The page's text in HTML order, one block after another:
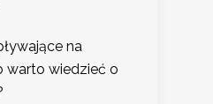
na
warto wiedzieć o